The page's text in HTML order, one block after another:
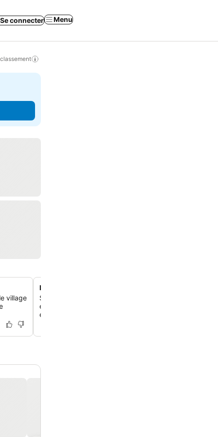
Se connecter Menu
village
Design de chambre minimaliste et fonctionnel
Séjourne dans des chambres bien conçues, propres,
efficacement meublées, axées sur le confort essentiel
encombrement inutile.